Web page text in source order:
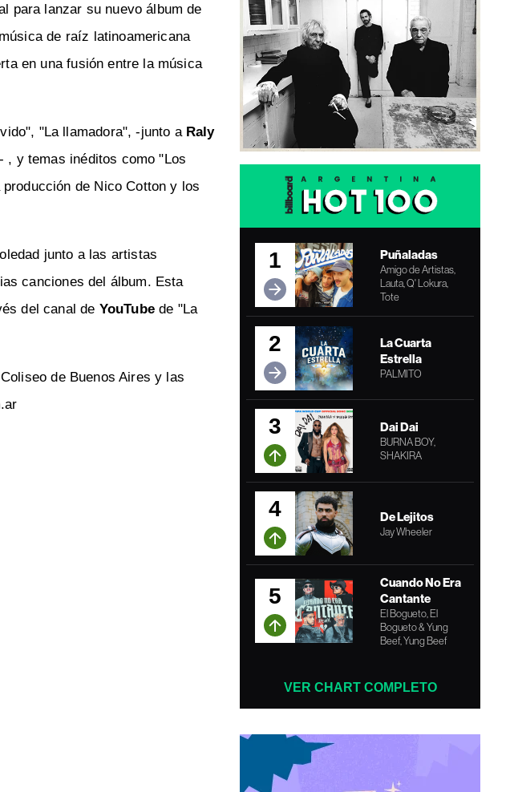
para lanzar su nuevo álbum de
de raíz latinoamericana
en una fusión entre la música
"La llamadora", -junto a Raly
, y temas inéditos como "Los
de Nico Cotton y los
junto a las artistas
canciones del álbum. Esta
del canal de YouTubede "La
de Buenos Aires y las
1 Puñaladas
Amigo de Artistas,
Lauta, Q' Lokura,
Tote
2
La Cuarta
Estrella
PALMITO
3 Dai Dai
BURNA BOY,
SHAKIRA
4 De Lejitos
Jay Wheeler
5
Cuando No Era
Cantante
El Bogueto, El
Bogueto & Yung
Beef, Yung Beef
VER CHART COMPLETO